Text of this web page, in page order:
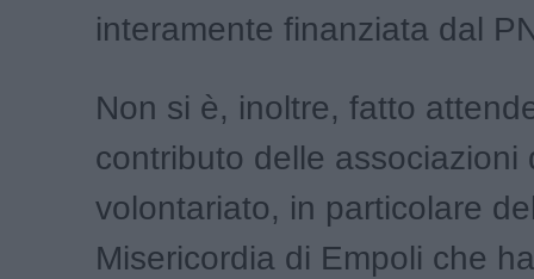
interamente finanziata dal
Non si è, inoltre, fatto
contributo delle associazioni
volontariato, in particolare
Misericordia di Empoli che